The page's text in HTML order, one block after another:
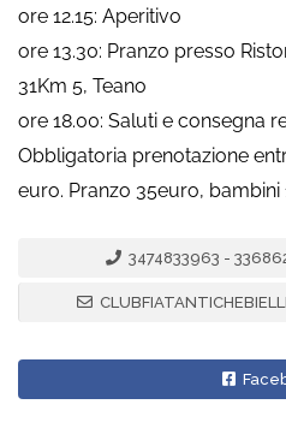
ore 12.15: Aperitivo
ore 13.30: Pranzo presso
31Km 5, Teano
ore 18.00: Saluti e consegna
Obbligatoria prenotazione
euro. Pranzo 35euro, bambini
3474833963 -